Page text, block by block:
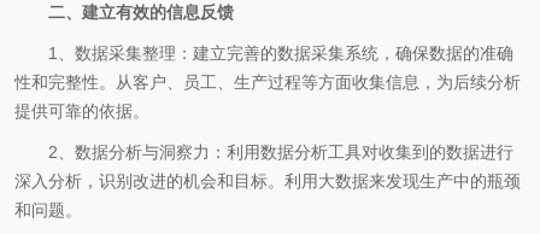
二、建立有效的信息反馈
1、数据采集整理：建立完善的数据采集系统，确保数据的准确
性和完整性。从客户、员工、生产过程等方面收集信息，为后续分析
提供可靠的依据。
2、数据分析与洞察力：利用数据分析工具对收集到的数据进行
深入分析，识别改进的机会和目标。利用大数据来发现生产中的瓶颈
和问题。